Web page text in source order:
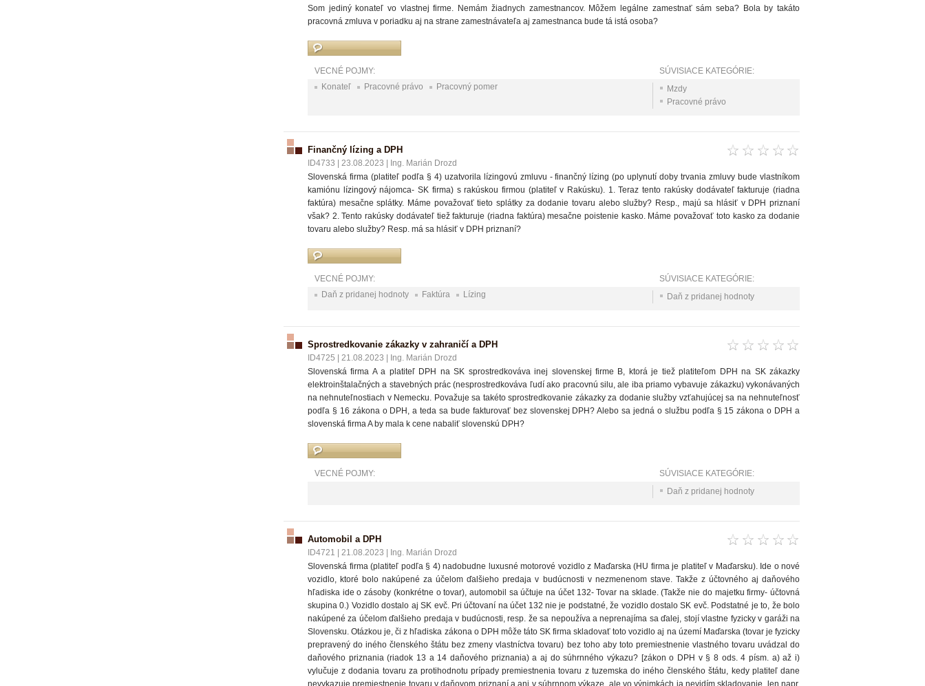
Som jediný konateľ vo vlastnej firme. Nemám žiadnych zamestnancov. Môžem legálne zamestnať sám seba? Bola by takáto
pracovná zmluva v poriadku aj na strane zamestnávateľa aj zamestnanca bude tá istá osoba?
VECNÉ POJMY:
Konateľ
Pracovné právo Pracovný pomer
SÚVISIACE KATEGÓRIE:
Mzdy
Pracovné právo
Finančný lízing a DPH
ID4733 23.08.2023
Ing. Marián Drozd
Slovenská firma (platiteľ podľa § 4) uzatvorila lízingovú zmluvu - finančný lízing (po uplynutí doby trvania zmluvy bude vlastníkom
kamiónu lízingový nájomca- SK firma) s rakúskou firmou (platiteľ v Rakúsku). 1. Teraz tento rakúsky dodávateľ fakturuje (riadna
faktúra) mesačne splátky. Máme považovať tieto splátky za dodanie tovaru alebo služby? Resp., majú sa hlásiť v DPH priznaní
však? 2. Tento rakúsky dodávateľ tiež fakturuje (riadna faktúra) mesačne poistenie kasko. Máme považovať toto kasko za dodanie
tovaru alebo služby? Resp. má sa hlásiť v DPH priznaní?
VECNÉ POJMY:
Daň z pridanej hodnoty
Faktúra Lízing
SÚVISIACE KATEGÓRIE:
Daň z pridanej hodnoty
Sprostredkovanie zákazky v zahraničí a DPH
ID4725 21.08.2023
Ing. Marián Drozd
Slovenská firma A a platiteľ DPH na SK sprostredkováva inej slovenskej firme B, ktorá je tiež platiteľom DPH na SK zákazky
elektroinštalačných a stavebných prác (nesprostredkováva ľudí ako pracovnú silu, ale iba priamo vybavuje zákazku) vykonávaných
na nehnuteľnostiach v Nemecku. Považuje sa takéto sprostredkovanie zákazky za dodanie služby vzťahujúcej sa na nehnuteľnosť
podľa § 16 zákona o DPH, a teda sa bude fakturovať bez slovenskej DPH? Alebo sa jedná o službu podľa § 15 zákona o DPH a
slovenská firma A by mala k cene nabaliť slovenskú DPH?
VECNÉ POJMY:
SÚVISIACE KATEGÓRIE:
Daň z pridanej hodnoty
Automobil a DPH
ID4721 21.08.2023
Ing. Marián Drozd
Slovenská firma (platiteľ podľa § 4) nadobudne luxusné motorové vozidlo z Maďarska (HU firma je platiteľ v Maďarsku). Ide o nové
vozidlo, ktoré bolo nakúpené za účelom ďalšieho predaja v budúcnosti v nezmenenom stave. Takže z účtovného aj daňového
hľadiska ide o zásoby (konkrétne o tovar), automobil sa účtuje na účet 132- Tovar na sklade. (Takže nie do majetku firmy- účtovná
skupina 0.) Vozidlo dostalo aj SK evč. Pri účtovaní na účet 132 nie je podstatné, že vozidlo dostalo SK evč. Podstatné je to, že bolo
nakúpené za účelom ďalšieho predaja v budúcnosti, resp. že sa nepoužíva a neprenajíma sa ďalej, stojí vlastne fyzicky v garáži na
Slovensku. Otázkou je, či z hľadiska zákona o DPH môže táto SK firma skladovať toto vozidlo aj na území Maďarska (tovar je fyzicky
prepravený do iného členského štátu bez zmeny vlastníctva tovaru) bez toho aby toto premiestnenie vlastného tovaru uvádzal do
daňového priznania (riadok 13 a 14 daňového priznania) a aj do súhrnného výkazu? [zákon o DPH v § 8 ods. 4 písm. a) až i)
vylučuje z dodania tovaru za protihodnotu prípady premiestnenia tovaru z tuzemska do iného členského štátu, kedy platiteľ dane
nevykazuje premiestnenie tovaru v daňovom priznaní a ani v súhrnnom výkaze, ale vo výnimkách ja nevidím skladovanie, len napr.